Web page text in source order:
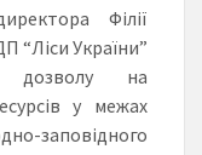
Філії
“Ліси України”
дозволу на
у межах
заповідного